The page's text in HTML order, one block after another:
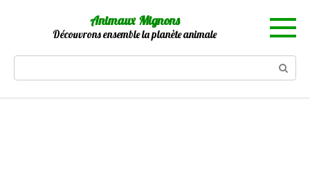
Animaux Mignons
Découvrons ensemble la planète animale